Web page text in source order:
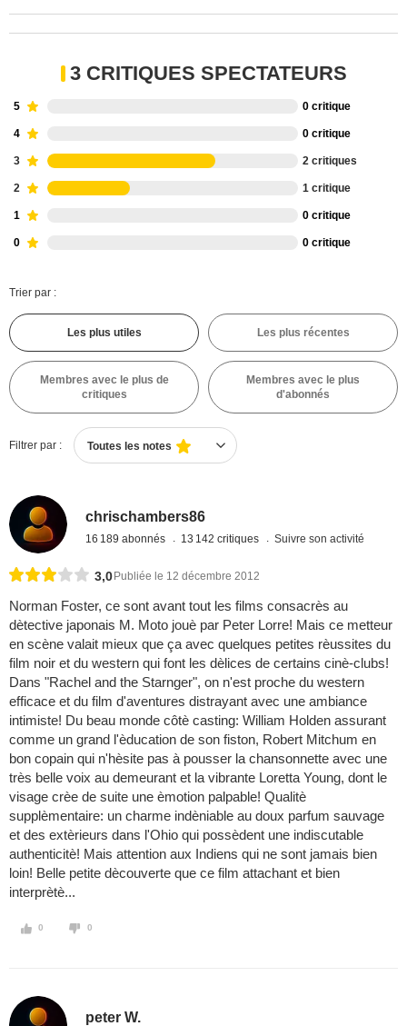
3 CRITIQUES SPECTATEURS
5 0 critique
4 0 critique
3 2 critiques
2 1 critique
1 0 critique
0 0 critique
Trier par :
Les plus utiles Les plus récentes
Membres avec le plus de
critiques
Membres avec le plus
d'abonnés
Filtrer par : Toutes les notes
chrischambers86
16 189 abonnés 13 142 critiques Suivre son activité
3,0 Publiée le 12 décembre 2012
Norman Foster, ce sont avant tout les films consacrès au
dètective japonais M. Moto jouè par Peter Lorre! Mais ce metteur
en scène valait mieux que ça avec quelques petites rèussites du
film noir et du western qui font les dèlices de certains cinè-clubs!
Dans "Rachel and the Starnger", on n'est proche du western
efficace et du film d'aventures distrayant avec une ambiance
intimiste! Du beau monde côtè casting: William Holden assurant
comme un grand l'èducation de son fiston, Robert Mitchum en
bon copain qui n'hèsite pas à pousser la chansonnette avec une
très belle voix au demeurant et la vibrante Loretta Young, dont le
visage crèe de suite une èmotion palpable! Qualitè
supplèmentaire: un charme indèniable au doux parfum sauvage
et des extèrieurs dans l'Ohio qui possèdent une indiscutable
authenticitè! Mais attention aux Indiens qui ne sont jamais bien
loin! Belle petite dècouverte que ce film attachant et bien
interprètè...
0 0
peter W.